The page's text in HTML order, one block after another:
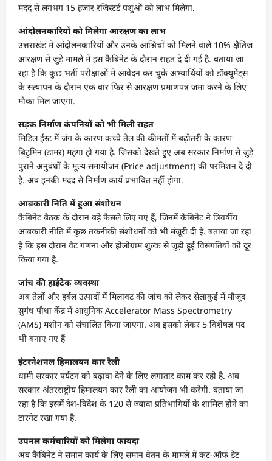
मदद से लगभग 15 हजार रजिस्टर्ड पशुओं को लाभ मिलेगा.
आंदोलनकारियों को मिलेगा आरक्षण का लाभ
उत्तराखंड में आंदोलनकारियों और उनके आश्रिचों को मिलने वाले 10% क्षैतिज
आरक्षण से जुड़े मामले में इस कैबिनेट के दौरान राहत दे दी गई है. बताया जा
रहा है कि कुछ भर्ती परीक्षाओं में आवेदन कर चुके अभ्यार्थियों को डॉक्यूमेंट्स
के सत्यापन के दौरान एक बार फिर से आरक्षण प्रमाणपत्र जमा करने के लिए
मौका मिल जाएगा.
सड़क निर्माण कंपनियों को भी मिली राहत
मिडिल ईस्ट में जंग के कारण कच्चे तेल की कीमतों में बढ़ोतरी के कारण
बिटुमिन (डामर) महंगा हो गया है. जिसको देखते हुए अब सरकार निर्माण से जुड़े
पुराने अनुबंधों के मूल्य समायोजन (Price adjustment) की परमिशन दे दी
है. अब इनकी मदद से निर्माण कार्य प्रभावित नहीं होगा.
आबकारी निति में हुआ संशोधन
कैबिनेट बैठक के दौरान बड़े फैसले लिए गए हैं, जिनमें कैबिनेट ने त्रिवर्षीय
आबकारी नीति में कुछ तकनीकी संशोधनों को भी मंजूरी दी है. बताया जा रहा
है कि इस दौरान वैट गणना और होलोग्राम शुल्क से जुड़ी हुई विसंगतियों को दूर
किया गया है.
जांच की हाईटेक व्यवस्था
अब तेलों और हर्बल उत्पादों में मिलावट की जांच को लेकर सेलाकुई में मौजूद
सुगंध पौधा केंद्र में आधुनिक Accelerator Mass Spectrometry
(AMS) मशीन को संचालित किया जाएगा. अब इसको लेकर 5 विशेषज्ञ पद
भी बनाए गए हैं
इंटरनेशनल हिमालयन कार रैली
धामी सरकार पर्यटन को बढ़ावा देने के लिए लगातार काम कर रही है. अब
सरकार अंतरराष्ट्रीय हिमालयन कार रैली का आयोजन भी करेगी. बताया जा
रहा है कि इसमें देश-विदेश के 120 से ज्यादा प्रतिभागियों के शामिल होने का
टारगेट रखा गया है.
उपनल कर्मचारियों को मिलेगा फायदा
अब कैबिनेट ने समान कार्य के लिए समान वेतन के मामले में कट-ऑफ डेट